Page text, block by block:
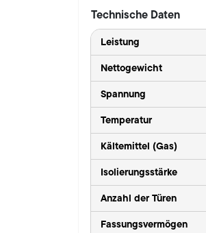
Technische Daten
Leistung
Nettogewicht
Spannung
Temperatur
Kältemittel (Gas)
Isolierungsstärke
Anzahl der Türen
Fassungsvermögen